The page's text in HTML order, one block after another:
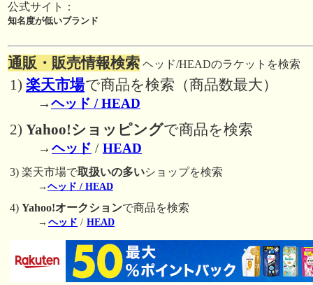
公式サイト：
知名度が低いブランド
通販・販売情報検索 ヘッド/HEADのラケットを検索
1) 楽天市場で商品を検索（商品数最大）
→ヘッド / HEAD
2) Yahoo!ショッピングで商品を検索
→ ヘッド / HEAD
3) 楽天市場で取扱いの多いショップを検索
→ヘッド / HEAD
4) Yahoo!オークションで商品を検索
→ ヘッド / HEAD